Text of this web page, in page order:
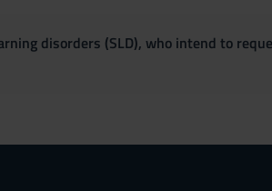
disorders (SLD), who intend to